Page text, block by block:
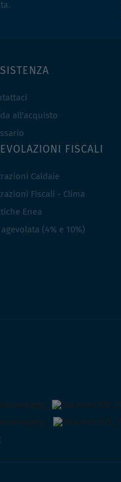
all'acquisto
FISCALI
Caldaie
Fiscali - Clima
Enea
agevolata (4% e 10%)